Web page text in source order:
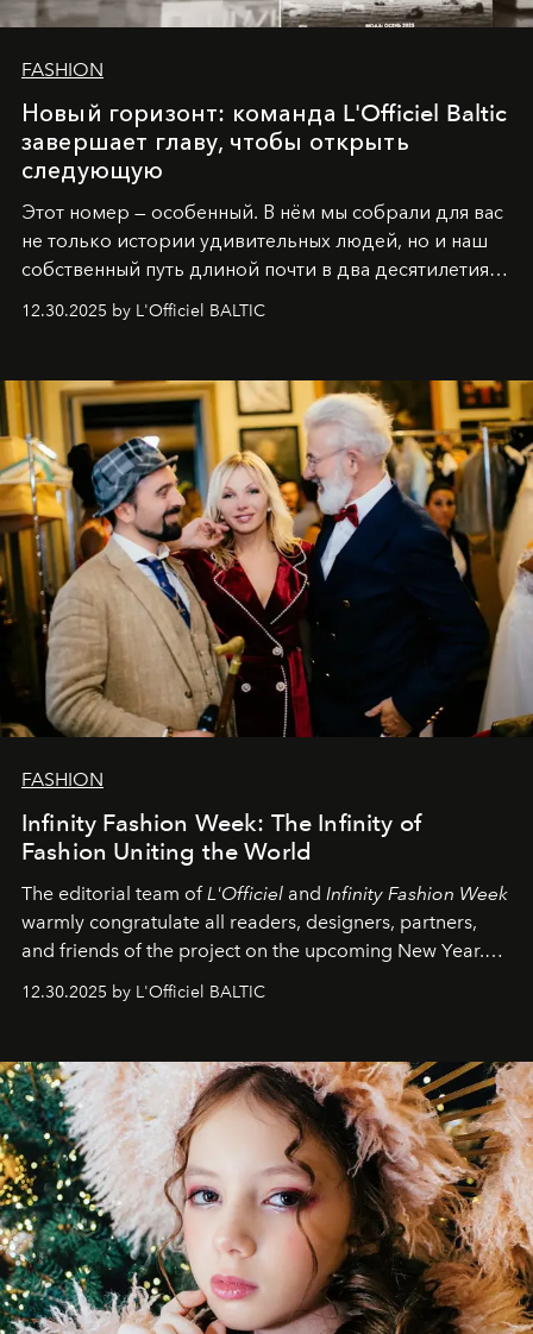
FASHION
Новый горизонт: команда L'Officiel Baltic
завершает главу, чтобы открыть
следующую
Этот номер — особенный. В нём мы собрали для вас
не только истории удивительных людей, но и наш
собственный путь длиной почти в два десятилетия.
души говорим спасибо каждому, кто был с нами все
самыми искренними пожеланиями и теплом, ваша
командаL’Officiel Baltic .
12.30.2025 by L'Officiel BALTIC
FASHION
Infinity Fashion Week: The Infinity of
Fashion Uniting the World
The editorial team of L'Officiel and Infinity Fashion Week
warmly congratulate all readers, designers, partners,
and friends of the project on the upcoming New Year.
achievements.
12.30.2025 by L'Officiel BALTIC